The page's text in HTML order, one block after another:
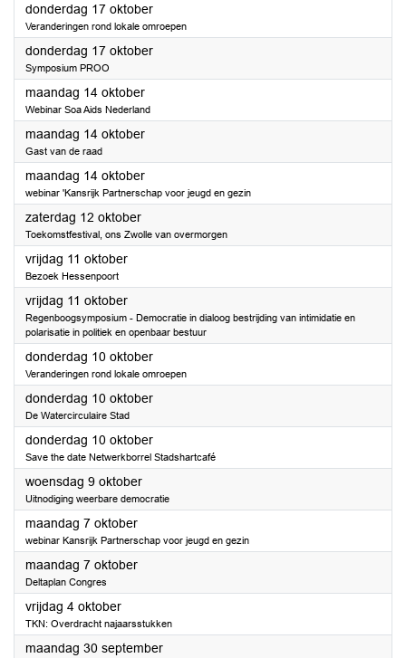
donderdag 17 oktober2024
Veranderingen rond lokale omroepen
donderdag 17 oktober2024
Symposium PROO
maandag 14 oktober2024
Webinar Soa Aids Nederland
maandag 14 oktober2024
Gast van de raad
maandag 14 oktober2024
webinar 'Kansrijk Partnerschap voor jeugd en gezin
zaterdag 12 oktober2024
Toekomstfestival, ons Zwolle van overmorgen
vrijdag 11 oktober2024
Bezoek Hessenpoort
vrijdag 11 oktober2024
Regenboogsymposium - Democratie in dialoog bestrijding van intimidatie en
polarisatie in politiek en openbaar bestuur
donderdag 10 oktober2024
Veranderingen rond lokale omroepen
donderdag 10 oktober2024
De Watercirculaire Stad
donderdag 10 oktober2024
Save the date Netwerkborrel Stadshartcafé
woensdag 9 oktober2024
Uitnodiging weerbare democratie
maandag 7 oktober2024
webinar Kansrijk Partnerschap voor jeugd en gezin
maandag 7 oktober2024
Deltaplan Congres
vrijdag 4 oktober2024
TKN: Overdracht najaarsstukken
maandag 30 september2024